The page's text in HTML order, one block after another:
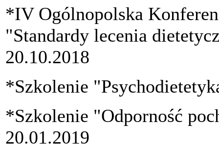
*IV Ogólnopolska
"Standardy lecenia
20.10.2018
*Szkolenie
*Szkolenie "Odporność
20.01.2019